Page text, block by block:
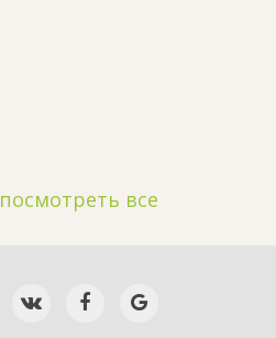
посмотреть все